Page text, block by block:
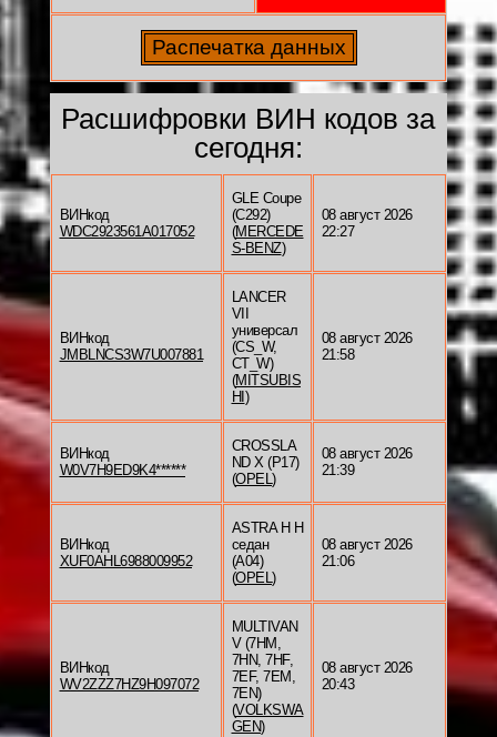
Расшифровки ВИН кодов за
сегодня:
ВИНкод
WDC2923561A017052
GLE Coupe
(C292)
(MERCEDE
S-BENZ)
08 август 2026
22:27
ВИНкод
JMBLNCS3W7U007881
LANCER
VII
универсал
(CS_W,
CT_W)
(MITSUBIS
HI )
08 август 2026
21:58
ВИНкод
W0V7H9ED9K4******
CROSSLA
ND X (P17)
(OPEL)
08 август 2026
21:39
ВИНкод
XUF0AHL6988009952
ASTRA H H
седан
(A04)
(OPEL)
08 август 2026
21:06
ВИНкод
WV2ZZZ7HZ9H097072
MULTIVAN
V (7HM,
7HN, 7HF,
7EF, 7EM,
7EN)
(VOLKSWA
GEN)
08 август 2026
20:43